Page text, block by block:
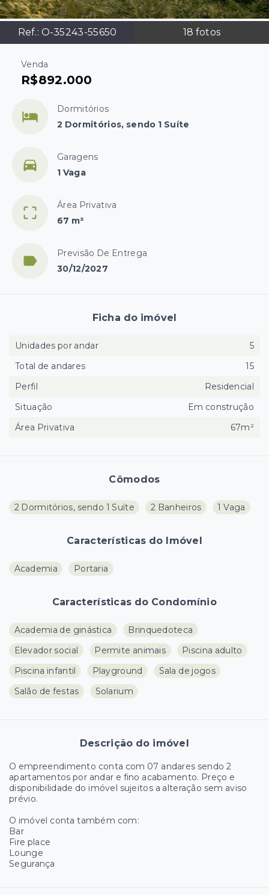
Ref.: O-35243-55650 18 fotos
Venda
R$892.000
Dormitórios
2 Dormitórios, sendo 1 Suíte
Garagens
1 Vaga
Área Privativa
67 m²
Previsão De Entrega
30/12/2027
Cômodos
2 Dormitórios, sendo 1 Suíte 2 Banheiros 1 Vaga
Características do Imóvel
Academia Portaria
Características do Condomínio
Academia de ginástica
Brinquedoteca
Elevador social
Permite animais
Piscina adulto
Piscina infantil
Playground
Sala de jogos
Salão de festas
Solarium
Descrição do imóvel
O empreendimento conta com 07 andares sendo 2
apartamentos por andar e fino acabamento. Preço e
disponibilidade do imóvel sujeitos a alteração sem aviso
prévio.
O imóvel conta também com:
Bar
Fire place
Lounge
Segurança
Ficha do imóvel
Unidades por andar
5
Total de andares
15
Perfil
Residencial
Situação
Em construção
Área Privativa
67m²